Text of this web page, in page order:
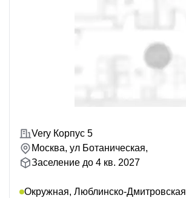
Very Корпус 5
Москва, ул Ботаническая,
Заселение до 4 кв. 2027
Окружная, Люблинско-Дмитровская